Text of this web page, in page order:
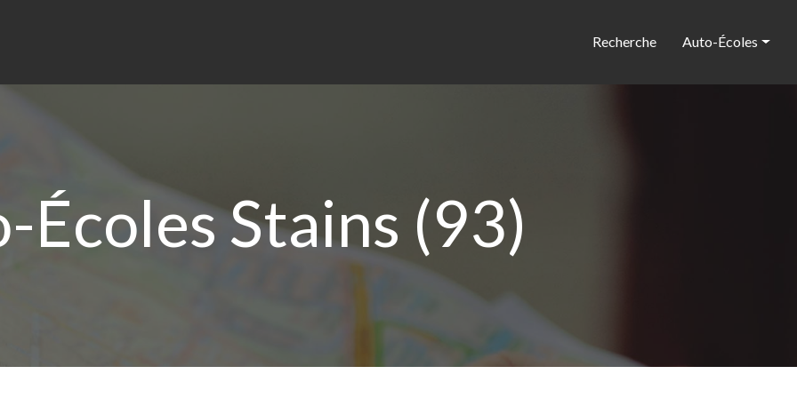
Recherche Auto-Écoles
Écoles Stains (93)